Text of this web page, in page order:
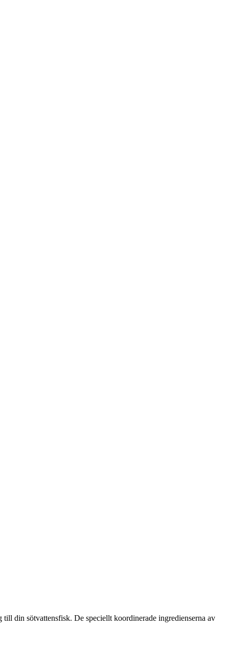
din sötvattensfisk. De speciellt koordinerade ingredienserna av